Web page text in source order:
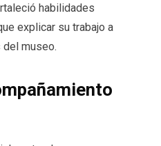
habilidades
explicar su trabajo a
museo.